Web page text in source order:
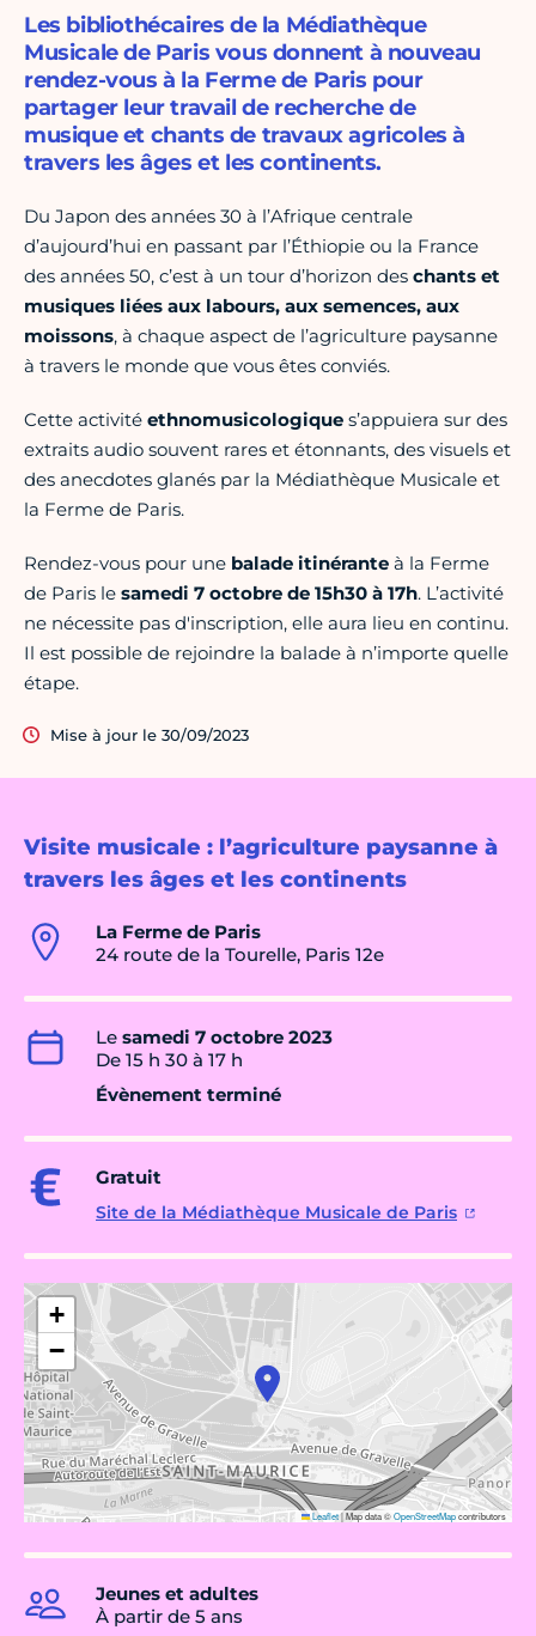
Visite musicale : l’agriculture paysanne à
travers les âges et les continents
La Ferme de Paris
24 route de la Tourelle, Paris 12e
Le samedi 7 octobre 2023
De 15 h 30 à 17 h
Évènement terminé
Gratuit
Site de la Médiathèque Musicale de Paris
+
−
Leaflet|Map data ©OpenStreetMapcontributors
Jeunes et adultes
À partir de 5 ans
Les bibliothécaires de la Médiathèque
Musicale de Paris vous donnent à nouveau
rendez-vous à la Ferme de Paris pour
partager leur travail de recherche de
musique et chants de travaux agricoles à
travers les âges et les continents.
Du Japon des années 30 à l’Afrique centrale
d’aujourd’hui en passant par l’Éthiopie ou la France
des années 50, c’est à un tour d’horizon des chants et
musiques liées aux labours, aux semences, aux
moissons, à chaque aspect de l’agriculture paysanne
à travers le monde que vous êtes conviés.
Cette activité ethnomusicologique s’appuiera sur des
extraits audio souvent rares et étonnants, des visuels et
des anecdotes glanés par la Médiathèque Musicale et
la Ferme de Paris.
Rendez-vous pour une balade itinérante à la Ferme
de Paris le samedi 7 octobre de 15h30 à 17h. L’activité
ne nécessite pas d'inscription, elle aura lieu en continu.
Il est possible de rejoindre la balade à n’importe quelle
étape.
Mise à jour le 30/09/2023